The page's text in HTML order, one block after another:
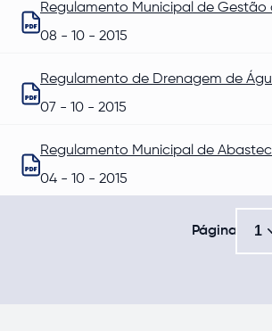
Regulamento Municipal de Gestão
Resíduos Urbanos
08 - 10 - 2015
Abre num novo separador
Regulamento de Drenagem de
Residuais
07 - 10 - 2015
Abre num novo separador
Regulamento Municipal de
de Água
04 - 10 - 2015
Abre num novo separador
Página 1
1